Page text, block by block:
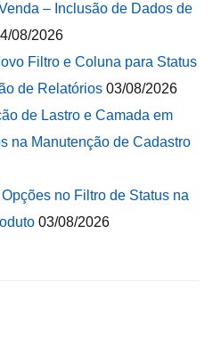
– Inclusão de Dados de
08/2026
Filtro e Coluna para Status
de Relatórios 03/08/2026
de Lastro e Camada em
na Manutenção de Cadastro
no Filtro de Status na
03/08/2026